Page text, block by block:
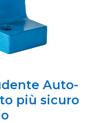
Auto-
più sicuro